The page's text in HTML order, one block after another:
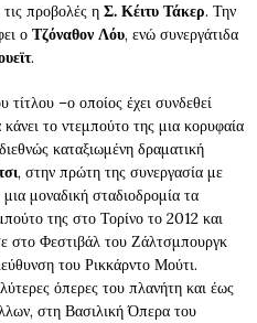
τις προβολές η Σ. Κέιτυ Τάκερ. Την
ο Τζόναθον Λόυ, ενώ συνεργάτιδα
.
τίτλου –ο οποίος έχει συνδεθεί
το ντεμπούτο της μια κορυφαία
καταξιωμένη δραματική
, στην πρώτη της συνεργασία με
μοναδική σταδιοδρομία τα
της στο Τορίνο το 2012 και
στο Φεστιβάλ του Ζάλτσμπουργκ
του Ρικκάρντο Μούτι.
όπερες του πλανήτη και έως
στη Βασιλική Όπερα του